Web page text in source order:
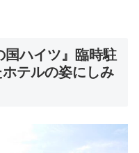
国ハイツ』臨時駐
テルの姿にしみ